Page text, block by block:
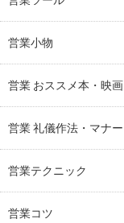
営業小物
営業 おススメ本・映画
営業 礼儀作法・マナー
営業テクニック
営業コツ